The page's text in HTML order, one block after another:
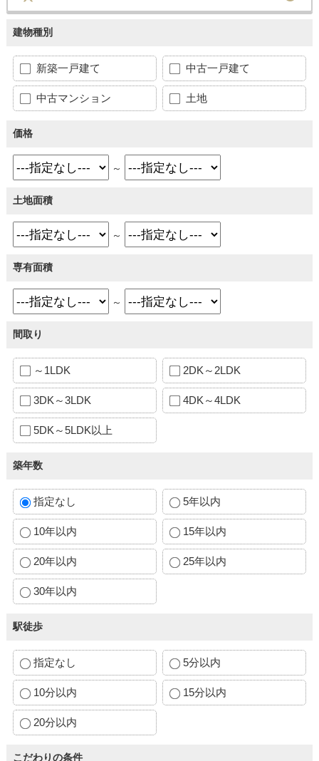
建物種別
新築一戸建て 中古一戸建て
中古マンション 土地
価格
～
土地面積
～
専有面積
～
間取り
～1LDK 2DK～2LDK
3DK～3LDK 4DK～4LDK
5DK～5LDK以上
築年数
指定なし 5年以内
10年以内 15年以内
20年以内 25年以内
30年以内
駅徒歩
指定なし 5分以内
10分以内 15分以内
20分以内
こだわりの条件